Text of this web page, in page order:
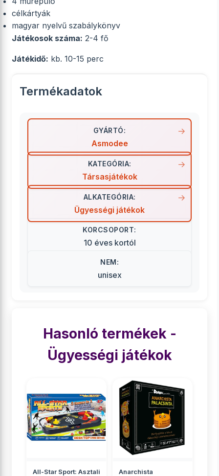
célkártyák
magyar nyelvű szabálykönyv
Játékosok száma: 2-4 fő
Játékidő: kb. 10-15 perc
Termékadatok
GYÁRTÓ:
Asmodee
KATEGÓRIA:
Társasjátékok
ALKATEGÓRIA:
Ügyességi játékok
KORCSOPORT:
10 éves kortól
NEM:
unisex
Hasonló termékek -
Ügyességi játékok
All-Star Sport: Asztali
Anarchista